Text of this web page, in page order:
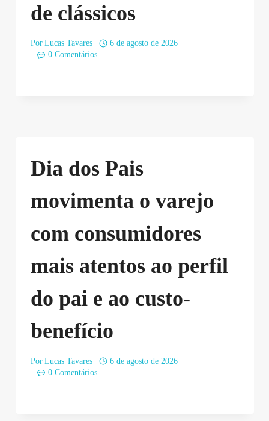
de clássicos
Por Lucas Tavares
6 de agosto de 2026
0 Comentários
Dia dos Pais
movimenta o varejo
com consumidores
mais atentos ao perfil
do pai e ao custo-
benefício
Por Lucas Tavares
6 de agosto de 2026
0 Comentários